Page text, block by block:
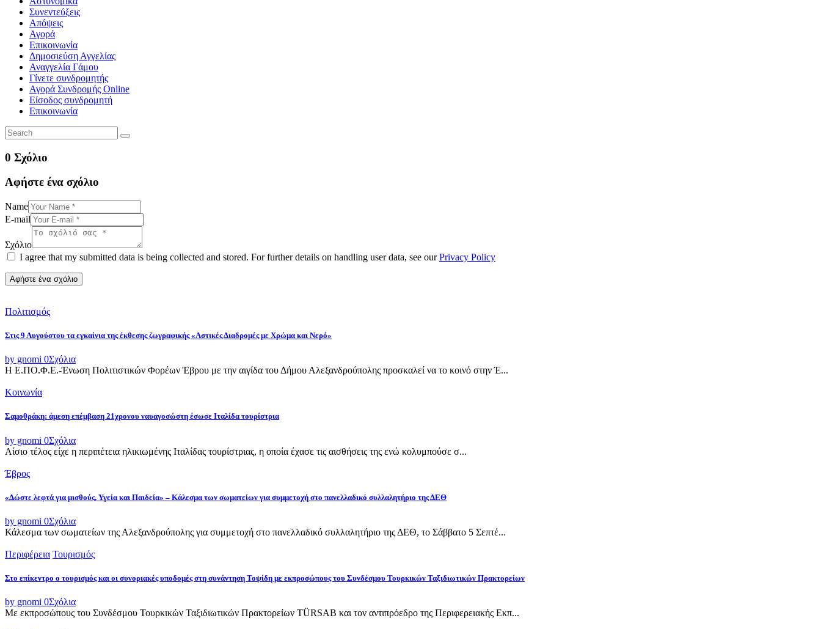
Συνεντεύξεις
Απόψεις
Αγορά
Επικοινωνία
Δημοσιεύση Αγγελίας
Αναγγελία Γάμου
Γίνετε συνδρομητής
Αγορά Συνδρομής Online
Είσοδος συνδρομητή
Επικοινωνία
0 Σχόλιο
Αφήστε ένα σχόλιο
Name
E-mail
Σχόλιο
I agree that my submitted data is being collected and stored. For further details on handling user data, see ourPrivacy Policy
Πολιτισμός
Στις 9 Αυγούστου τα εγκαίνια της έκθεσης ζωγραφικής «Αστικές Διαδρομές με Χρώμα και Νερό»
by gnomi 0Σχόλια
Η Ε.ΠΟ.Φ.Ε.-Ένωση Πολιτιστικών Φορέων Έβρου με την αιγίδα του Δήμου Αλεξανδρούπολης προσκαλεί να το κοινό στην Έ...
Κοινωνία
Σαμοθράκη: άμεση επέμβαση 21χρονου ναυαγοσώστη έσωσε Ιταλίδα τουρίστρια
by gnomi 0Σχόλια
Αίσιο τέλος είχε η περιπέτεια ηλικιωμένης Ιταλίδας τουρίστριας, η οποία έχασε τις αισθήσεις της ενώ κολυμπούσε σ...
Έβρος
«Δώστε λεφτά για μισθούς, Υγεία και Παιδεία» – Κάλεσμα των σωματείων για συμμετοχή στο πανελλαδικό συλλαλητήριο της ΔΕΘ
by gnomi 0Σχόλια
Κάλεσμα των σωματείων της Αλεξανδρούπολης για συμμετοχή στο πανελλαδικό συλλαλητήριο της ΔΕΘ, το Σάββατο 5 Σεπτέ...
Περιφέρεια Τουρισμός
Στο επίκεντρο ο τουρισμός και οι συνοριακές υποδομές στη συνάντηση Τοψίδη με εκπροσώπους του Συνδέσμου Τουρκικών Ταξιδιωτικών Πρακτορείων
by gnomi 0Σχόλια
Με εκπροσώπους του Συνδέσμου Τουρκικών Ταξιδιωτικών Πρακτορείων TÜRSAB και τον αντιπρόεδρο της Περιφερειακής Εκπ...